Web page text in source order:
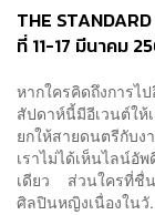
THE
ที่ 11-17 มีนาคม
หากใครคิดถึงการไ
สัปดาห์นี้มีอีเวนต์ให้
ยกให้สายดนตรีกับง
เราไม่ได้เห็นไลน์อั
เดียว ส่วนใครที่ชื่น
ศิลปินหญิงเนื่องในวั